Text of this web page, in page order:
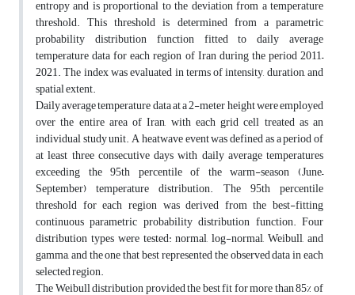
entropy and is proportional to the deviation from a temperature
threshold. This threshold is determined from a parametric
probability distribution function fitted to daily average
temperature data for each region of Iran during the period 2011–
2021. The index was evaluated in terms of intensity, duration, and
spatial extent.
Daily average temperature data at a 2-meter height were employed
over the entire area of Iran, with each grid cell treated as an
individual study unit. A heatwave event was defined as a period of
at least three consecutive days with daily average temperatures
exceeding the 95th percentile of the warm-season (June–
September) temperature distribution. The 95th percentile
threshold for each region was derived from the best-fitting
continuous parametric probability distribution function. Four
distribution types were tested: normal, log-normal, Weibull, and
gamma, and the one that best represented the observed data in each
selected region.
The Weibull distribution provided the best fit for more than 85% of